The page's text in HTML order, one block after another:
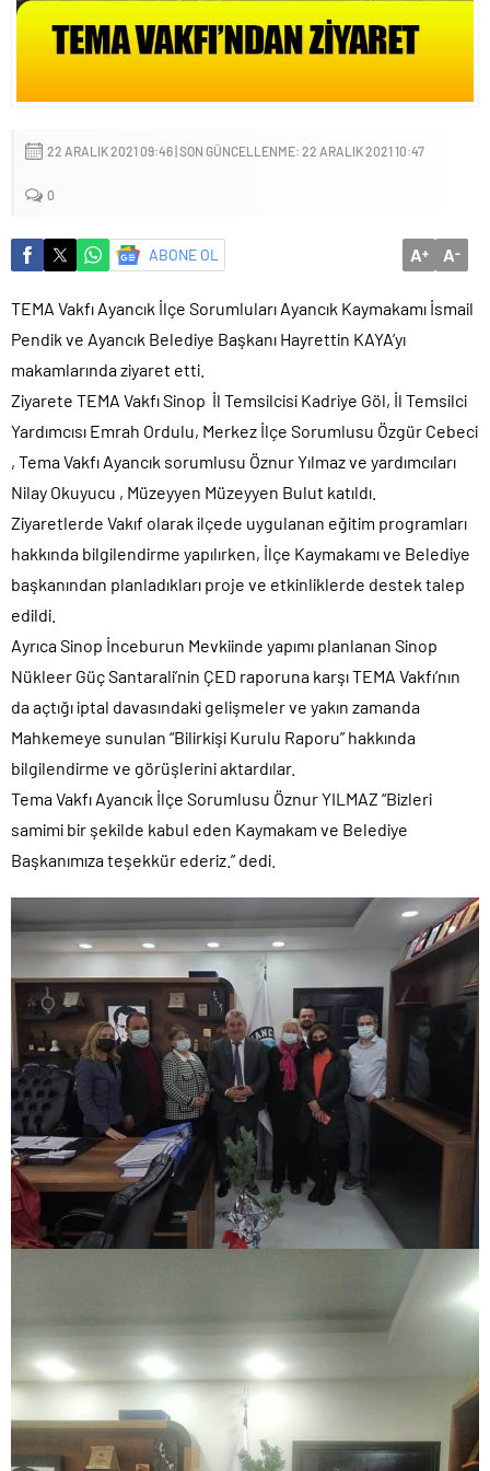
22 ARALIK 2021 09:46 | SON GÜNCELLENME: 22 ARALIK 2021 10:47
0
ABONE OL A+ A-
TEMA Vakfı Ayancık İlçe Sorumluları Ayancık Kaymakamı İsmail
Pendik ve Ayancık Belediye Başkanı Hayrettin KAYA’yı
makamlarında ziyaret etti.
Ziyarete TEMA Vakfı Sinop İl Temsilcisi Kadriye Göl, İl Temsilci
Yardımcısı Emrah Ordulu, Merkez İlçe Sorumlusu Özgür Cebeci
, Tema Vakfı Ayancık sorumlusu Öznur Yılmaz ve yardımcıları
Nilay Okuyucu , Müzeyyen Müzeyyen Bulut katıldı.
Ziyaretlerde Vakıf olarak ilçede uygulanan eğitim programları
hakkında bilgilendirme yapılırken, İlçe Kaymakamı ve Belediye
başkanından planladıkları proje ve etkinliklerde destek talep
edildi.
Ayrıca Sinop İnceburun Mevkiinde yapımı planlanan Sinop
Nükleer Güç Santarali’nin ÇED raporuna karşı TEMA Vakfı’nın
da açtığı iptal davasındaki gelişmeler ve yakın zamanda
Mahkemeye sunulan “Bilirkişi Kurulu Raporu” hakkında
bilgilendirme ve görüşlerini aktardılar.
Tema Vakfı Ayancık İlçe Sorumlusu Öznur YILMAZ “Bizleri
samimi bir şekilde kabul eden Kaymakam ve Belediye
Başkanımıza teşekkür ederiz.” dedi.